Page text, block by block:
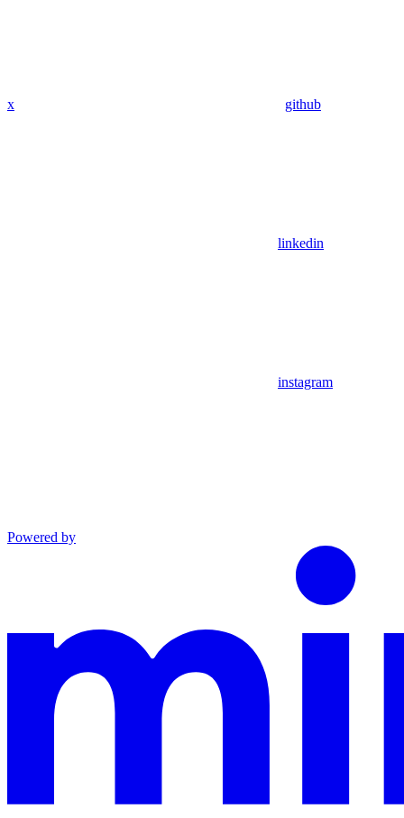
x github
linkedin
instagram
Powered by